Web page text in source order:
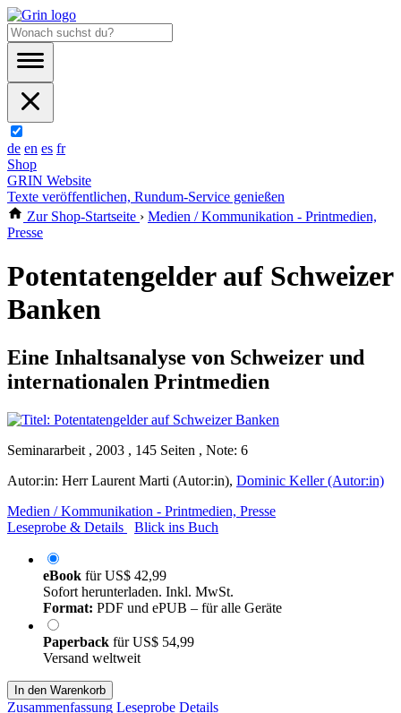
de en es fr
Shop
GRIN Website
Texte veröffentlichen, Rundum-Service genießen
Zur Shop-Startseite › Medien / Kommunikation - Printmedien,
Presse
Potentatengelder auf Schweizer
Banken
Eine Inhaltsanalyse von Schweizer und
internationalen Printmedien
Seminararbeit , 2003 , 145 Seiten , Note: 6
Autor:in: Herr Laurent Marti (Autor:in), Dominic Keller (Autor:in)
Medien / Kommunikation - Printmedien, Presse
Leseprobe & Details
Blick ins Buch
eBook fürUS$ 42,99
Sofort herunterladen. Inkl. MwSt.
Format: PDF und ePUB – für alle Geräte
Paperback fürUS$ 54,99
Versand weltweit
In den Warenkorb
Zusammenfassung Leseprobe Details